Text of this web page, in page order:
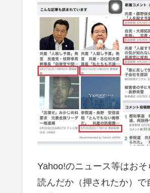
Yahoo!のニュース等はお
読んだか（押されたか）